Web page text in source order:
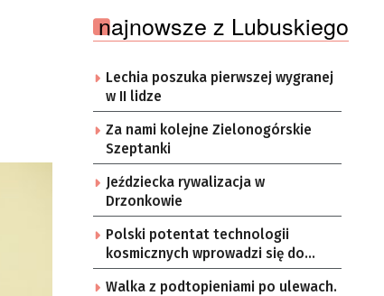
najnowsze z Lubuskiego
Lechia poszuka pierwszej wygranej
w II lidze
Za nami kolejne Zielonogórskie
Szeptanki
Jeździecka rywalizacja w
Drzonkowie
Polski potentat technologii
kosmicznych wprowadzi się do
Zielonej Góry
Walka z podtopieniami po ulewach.